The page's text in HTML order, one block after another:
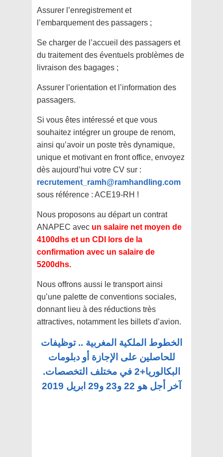
Assurer l’enregistrement et
l’embarquement des passagers ;
Se charger de l’accueil des passagers et
du traitement des éventuels problèmes de
livraison des bagages ;
Assurer l’orientation et l’information des
passagers.
Si vous êtes intéressé et que vous
souhaitez intégrer un groupe de renom,
ainsi qu’avoir un poste très dynamique,
unique et motivant en front office, envoyez
dès aujourd’hui votre CV sur :
recrutement_ramh@ramhandling.com
sous référence : ACE19-RH !
Nous proposons au départ un contrat
ANAPEC avec un salaire net moyen de
4100dhs et un CDI lors de la
confirmation avec un salaire de
5200dhs.
Nous offrons aussi le transport ainsi
qu’une palette de conventions sociales,
donnant lieu à des réductions très
attractives, notamment les billets d’avion.
الخطوط الملكية المغربية .. توظيفات
للحاصلين على الإجازة أو دبلومات
البكالوريا+2 في مختلف التخصصات.
آخر أجل هو 22 و23 و29 ابريل 2019